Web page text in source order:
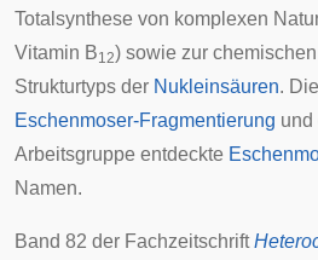
Totalsynthese von komplexen
Vitamin B12) sowie zur
Strukturtyps der Nukleinsäuren.
Eschenmoser-Fragmentierung und
Arbeitsgruppe entdeckte
Namen.
Band 82 der Fachzeitschrift